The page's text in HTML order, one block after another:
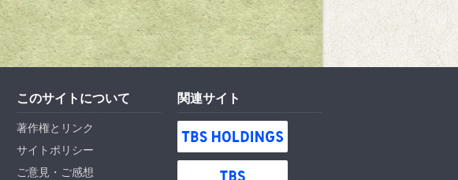
このサイトについて
著作権とリンク
サイトポリシー
ご意見・ご感想
関連サイト